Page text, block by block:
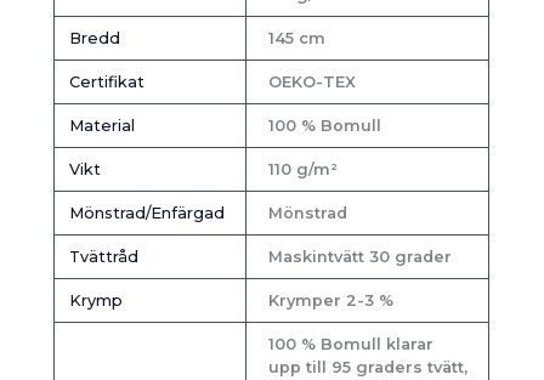
Bredd 145 cm
Certifikat OEKO-TEX
Material 100 % Bomull
Vikt 110 g/m²
Mönstrad/Enfärgad Mönstrad
Tvättråd Maskintvätt 30 grader
Krymp Krymper 2-3 %
100 % Bomull klarar
upp till 95 graders tvätt,